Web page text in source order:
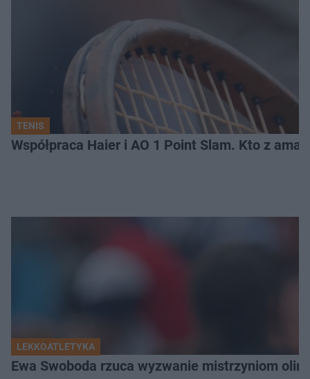
TENIS
Współpraca Haier i AO 1 Point Slam. Kto z
LEKKOATLETYKA
Ewa Swoboda rzuca wyzwanie mistrzyniom